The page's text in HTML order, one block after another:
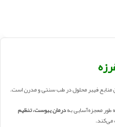
منابع فیبر محلول در طب سنتی و مدرن است.
طور معجزه‌آسایی بهدرمان یبوست، تنظیم